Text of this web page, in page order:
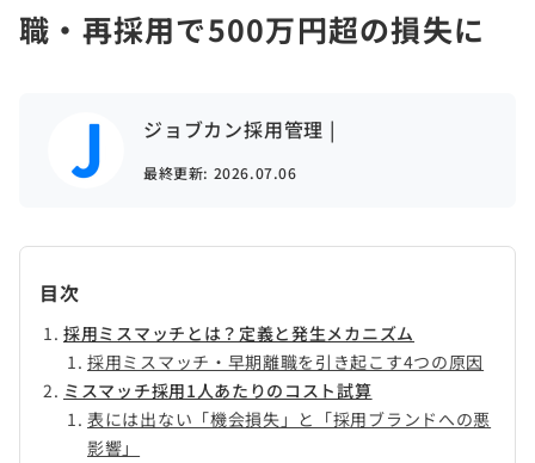
職・再採用で500万円超の損失に
ジョブカン採用管理 |
最終更新: 2026.07.06
目次
採用ミスマッチとは？定義と発生メカニズム
採用ミスマッチ・早期離職を引き起こす4つの原因
ミスマッチ採用1人あたりのコスト試算
表には出ない「機会損失」と「採用ブランドへの悪
影響」